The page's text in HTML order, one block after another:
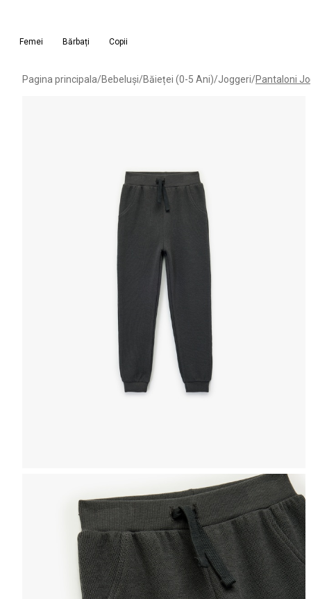
Femei Bărbați Copii
Pagina principala/Bebeluși/Băieței (0-5 Ani)/Joggeri/Pantaloni